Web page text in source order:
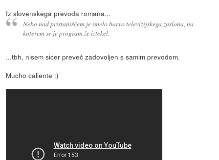
Iz slovenskega prevoda romana...
Nebo nad pristaniščem je imelo barvo televizijskega zaslona, na
katerem se je program že iztekel.
...tbh, nisem sicer preveč zadovoljen s samim prevodom.
Mucho caliente :)